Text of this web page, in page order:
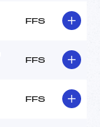
FFS
FFS
FFS